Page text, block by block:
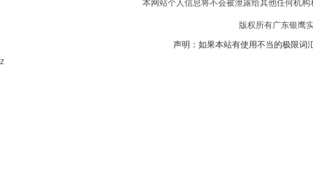
本网站个人信息将不会被泄露给其他任何机
版权所有广东银鹰
声明：如果本站有使用不当的极限词
z